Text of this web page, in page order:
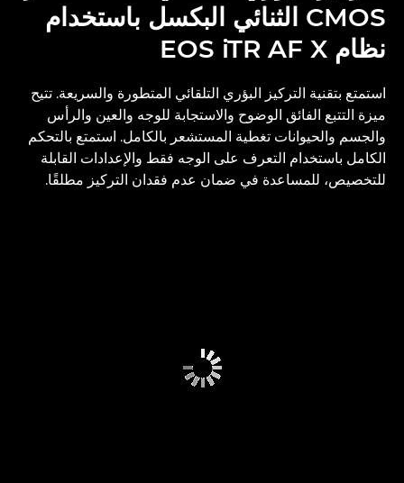
CMOS الثنائي البكسل باستخدام
نظام EOS iTR AF X
استمتع بتقنية التركيز البؤري التلقائي المتطورة والسريعة. تتيح
ميزة التتبع الفائق الوضوح والاستجابة للوجه والعين والرأس
والجسم والحيوانات تغطية المستشعر بالكامل. استمتع بالتحكم
الكامل باستخدام التعرف على الوجه فقط والإعدادات القابلة
للتخصيص، للمساعدة في ضمان عدم فقدان التركيز مطلقًا.